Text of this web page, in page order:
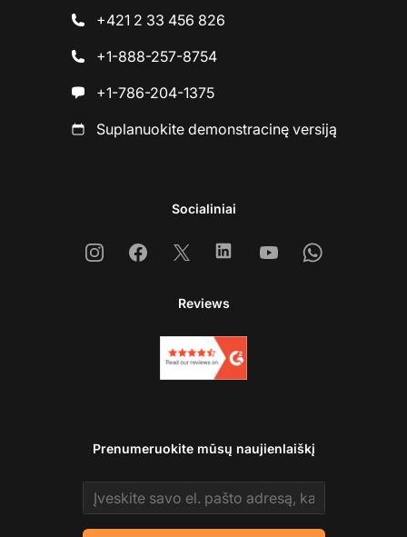
+421 2 33 456 826
+1-888-257-8754
+1-786-204-1375
Suplanuokite demonstracinę versiją
Socialiniai
InstagramFacebook
X LinkedinYoutubeWhatsapp
Reviews
Prenumeruokite mūsų naujienlaiškį
Email address